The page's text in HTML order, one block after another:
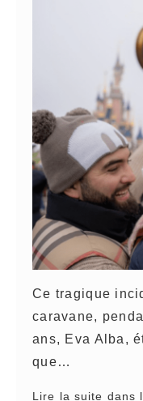
Ce tragique
caravane,
ans, Eva Alba,
que…
Lire la suite dans